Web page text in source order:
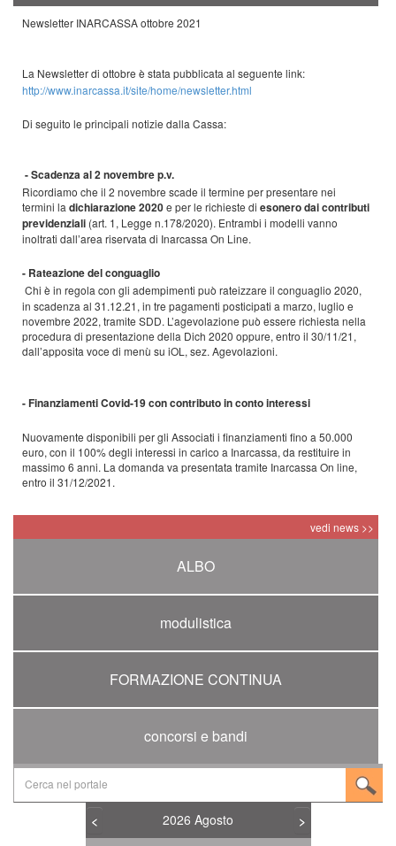
Newsletter INARCASSA ottobre 2021
La Newsletter di ottobre è stata pubblicata al seguente link:
http://www.inarcassa.it/site/home/newsletter.html
Di seguito le principali notizie dalla Cassa:
-Scadenza al 2 novembre p.v.
Ricordiamo che il 2 novembre scade il termine per presentare nei
termini la dichiarazione 2020e per le richieste di esonero dai contributi
previdenziali (art. 1, Legge n.178/2020). Entrambi i modelli vanno
inoltrati dall’area riservata di Inarcassa On Line.
- Rateazione del conguaglio
Chi è in regola con gli adempimenti può rateizzare il conguaglio 2020,
in scadenza al 31.12.21, in tre pagamenti posticipati a marzo, luglio e
novembre 2022, tramite SDD. L’agevolazione può essere richiesta nella
procedura di presentazione della Dich 2020 oppure, entro il 30/11/21,
dall’apposita voce di menù su iOL, sez. Agevolazioni.
-Finanziamenti Covid-19 con contributo in conto interessi
Nuovamente disponibili per gli Associati i finanziamenti fino a 50.000
euro, con il 100% degli interessi in carico a Inarcassa, da restituire in
massimo 6 anni. La domanda va presentata tramite Inarcassa On line,
entro il 31/12/2021.
vedi news >>
ALBO
modulistica
FORMAZIONE CONTINUA
concorsi e bandi
< 2026 Agosto
>